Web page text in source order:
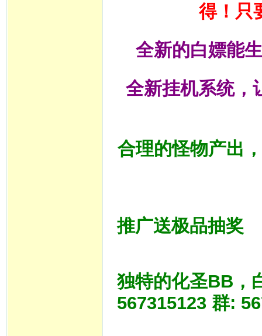
得！只
全新的白嫖能
全新挂机系统，
合理的怪物产出
推广送极品抽奖
独特的化圣BB，
567315123 群: